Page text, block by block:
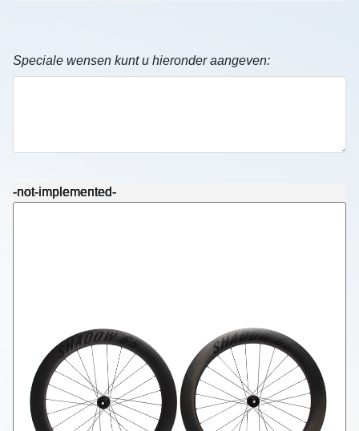
Speciale wensen kunt u hieronder aangeven:
-not-implemented-
-not-implemented-
-not-implemented-
-not-implemented-